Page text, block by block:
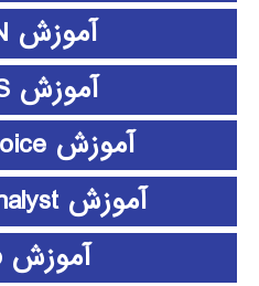
آموزش ePLAN
آموزش ETABS
آموزش expert choice
آموزش Frontier Analyst
آموزش github